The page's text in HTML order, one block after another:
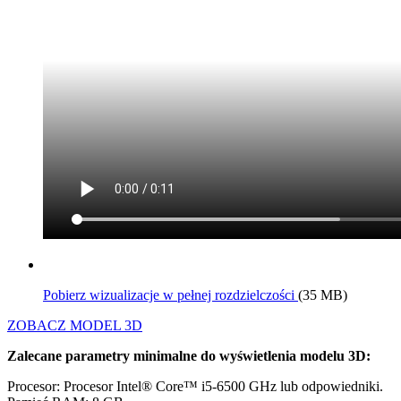
Pobierz wizualizacje w pełnej rozdzielczości (35 MB)
ZOBACZ MODEL 3D
Zalecane parametry minimalne do wyświetlenia modelu 3D:
Procesor: Procesor Intel® Core™ i5-6500 GHz lub odpowiedniki.